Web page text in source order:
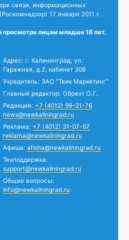
связи, информационных
17 января 2011 г.
просмотра лицам младше 18 лет.
Адрес: г. Калининград, ул.
Гаражная, д.2, кабинет 308
Учредитель: ЗАО "Твик Маркетинг"
Главный редактор: Обрехт О.Г.
Редакция: +7 (4012) 99-21-76
news@newkaliningrad.ru
Реклама: +7 (4012) 31-07-07
reklama@newkaliningrad.ru
Афиша: afisha@newkaliningrad.ru
Техподдержка:
support@newkaliningrad.ru
Общие вопросы:
info@newkaliningrad.ru